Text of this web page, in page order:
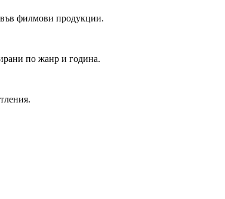
филмови продукции.
по жанр и година.